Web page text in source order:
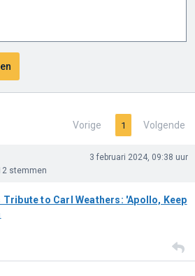
Vorige 1 Volgende
stemmen
3 februari 2024, 09:38 uur
to Carl Weathers: 'Apollo, Keep